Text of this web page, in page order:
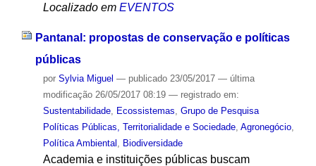
Localizado em EVENTOS
Pantanal: propostas de conservação e políticas
públicas
por Sylvia Miguel — publicado23/05/2017 — última
modificação26/05/2017 08:19 — registrado em:
Sustentabilidade, Ecossistemas Grupo de Pesquisa
Políticas Públicas, Territorialidade e Sociedade, Agronegócio,
Política Ambiental
Biodiversidade
Academia e instituições públicas buscam